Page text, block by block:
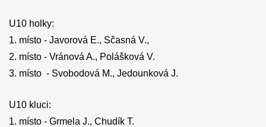
U10 holky:
1. ‎místo - Javorová E., Sčasná V.,
2. místo - Vránová A., Polášková V.
3. místo - Svobodová M., Jedounková J.
U10 kluci:
1. ‎místo - Grmela J., Chudík T.